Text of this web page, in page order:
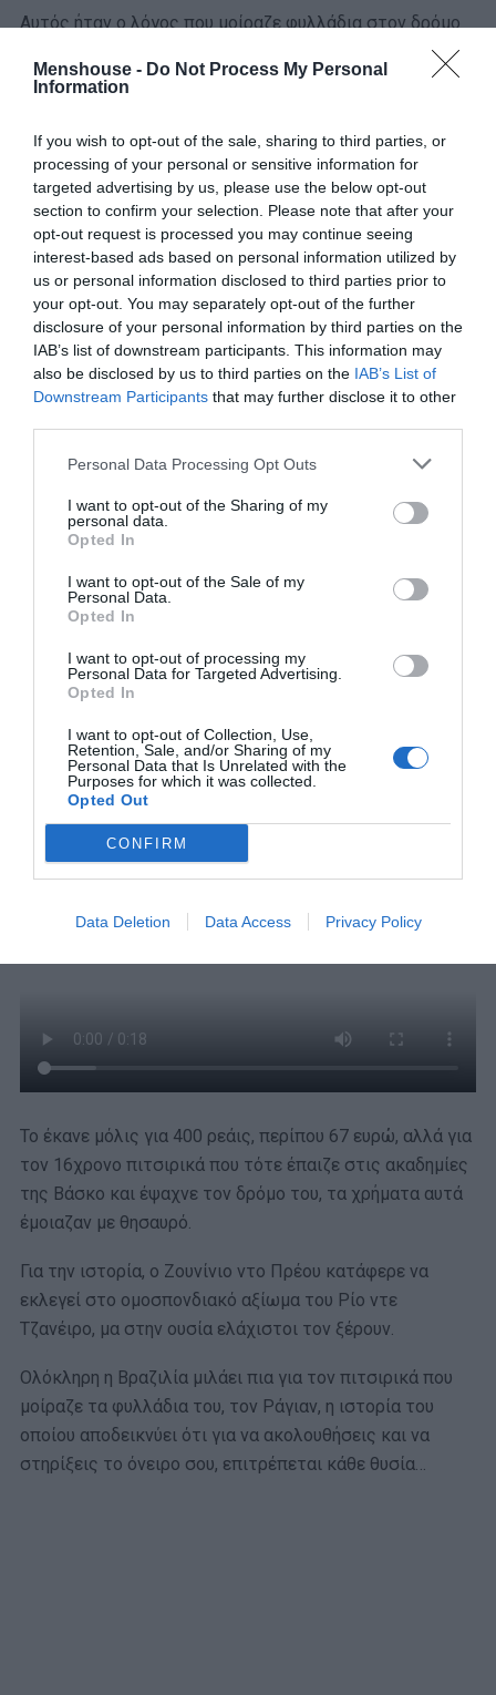
Menshouse - Do Not Process My Personal
Information
If you wish to opt-out of the sale, sharing to third parties, or
processing of your personal or sensitive information for
targeted advertising by us, please use the below opt-out
section to confirm your selection. Please note that after your
opt-out request is processed you may continue seeing
interest-based ads based on personal information utilized by
us or personal information disclosed to third parties prior to
your opt-out. You may separately opt-out of the further
disclosure of your personal information by third parties on the
IAB’s list of downstream participants. This information may
also be disclosed by us to third parties on the IAB’s List of
Downstream Participants that may further disclose it to other
Personal Data Processing Opt Outs
I want to opt-out of the Sharing of my
personal data.
Opted In
I want to opt-out of the Sale of my
Personal Data.
Opted In
I want to opt-out of processing my
Personal Data for Targeted Advertising.
Opted In
I want to opt-out of Collection, Use,
Retention, Sale, and/or Sharing of my
Personal Data that Is Unrelated with the
Purposes for which it was collected.
Opted Out
CONFIRM
Data Deletion Data Access Privacy Policy
Αυτός ήταν ο λόγος που μοίραζε φυλλάδια στον δρόμο
για να στηρίξει την υποψηφιότητα του Ζουνίνιο ντο
Πρέου στο Ρίο ντε Τζανέιρο και του κόμματος Ενωμένη
Το έκανε μόλις για 400 ρεάις, περίπου 67 ευρώ, αλλά για
τον 16χρονο πιτσιρικά που τότε έπαιζε στις ακαδημίες
της Βάσκο και έψαχνε τον δρόμο του, τα χρήματα αυτά
έμοιαζαν με θησαυρό.
Για την ιστορία, ο Ζουνίνιο ντο Πρέου κατάφερε να
εκλεγεί στο ομοσπονδιακό αξίωμα του Ρίο ντε
Τζανέιρο, μα στην ουσία ελάχιστοι τον ξέρουν.
Ολόκληρη η Βραζιλία μιλάει πια για τον πιτσιρικά που
μοίραζε τα φυλλάδια του, τον Ράγιαν, η ιστορία του
οποίου αποδεικνύει ότι για να ακολουθήσεις και να
στηρίξεις το όνειρο σου, επιτρέπεται κάθε θυσία…